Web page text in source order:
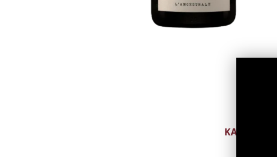
MUU TRAD. MEETOD
ALKOHOLIVABA
KANGE